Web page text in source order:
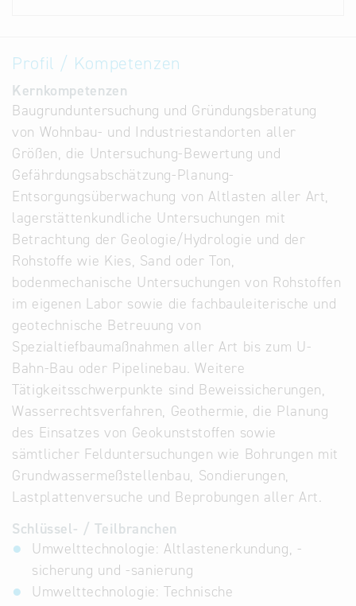
Profil / Kompetenzen
Kernkompetenzen
Baugrunduntersuchung und Gründungsberatung
von Wohnbau- und Industriestandorten aller
Größen, die Untersuchung-Bewertung und
Gefährdungsabschätzung-Planung-
Entsorgungsüberwachung von Altlasten aller Art,
lagerstättenkundliche Untersuchungen mit
Betrachtung der Geologie/Hydrologie und der
Rohstoffe wie Kies, Sand oder Ton,
bodenmechanische Untersuchungen von Rohstoffen
im eigenen Labor sowie die fachbauleiterische und
geotechnische Betreuung von
Spezialtiefbaumaßnahmen aller Art bis zum U-
Bahn-Bau oder Pipelinebau. Weitere
Tätigkeitsschwerpunkte sind Beweissicherungen,
Wasserrechtsverfahren, Geothermie, die Planung
des Einsatzes von Geokunststoffen sowie
sämtlicher Felduntersuchungen wie Bohrungen mit
Grundwassermeßstellenbau, Sondierungen,
Lastplattenversuche und Beprobungen aller Art.
Schlüssel- / Teilbranchen
Umwelttechnologie: Altlastenerkundung, -
sicherung und -sanierung
Umwelttechnologie: Technische